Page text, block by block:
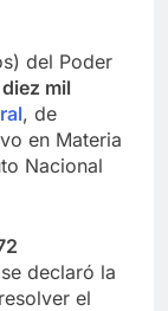
del Poder
diez mil
, de
en Materia
Nacional
declaró la
el